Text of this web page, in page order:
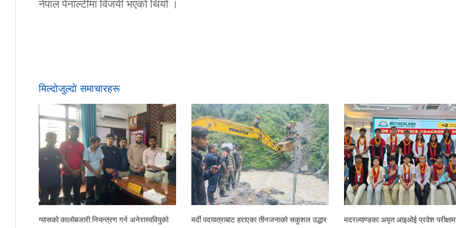
नेपाल पेनाल्टीमा विजयी भएको थियो ।
मिल्दोजुल्दो समाचारहरू
ग्यासको कालोबजारी नियन्त्रण गर्न अनेरास्ववियुको
मर्दी पदयात्राबाट हराएका तीनजनाको सकुशल उद्धार
मदरल्याण्डका अमृत आइओई प्रवेश परीक्षामा